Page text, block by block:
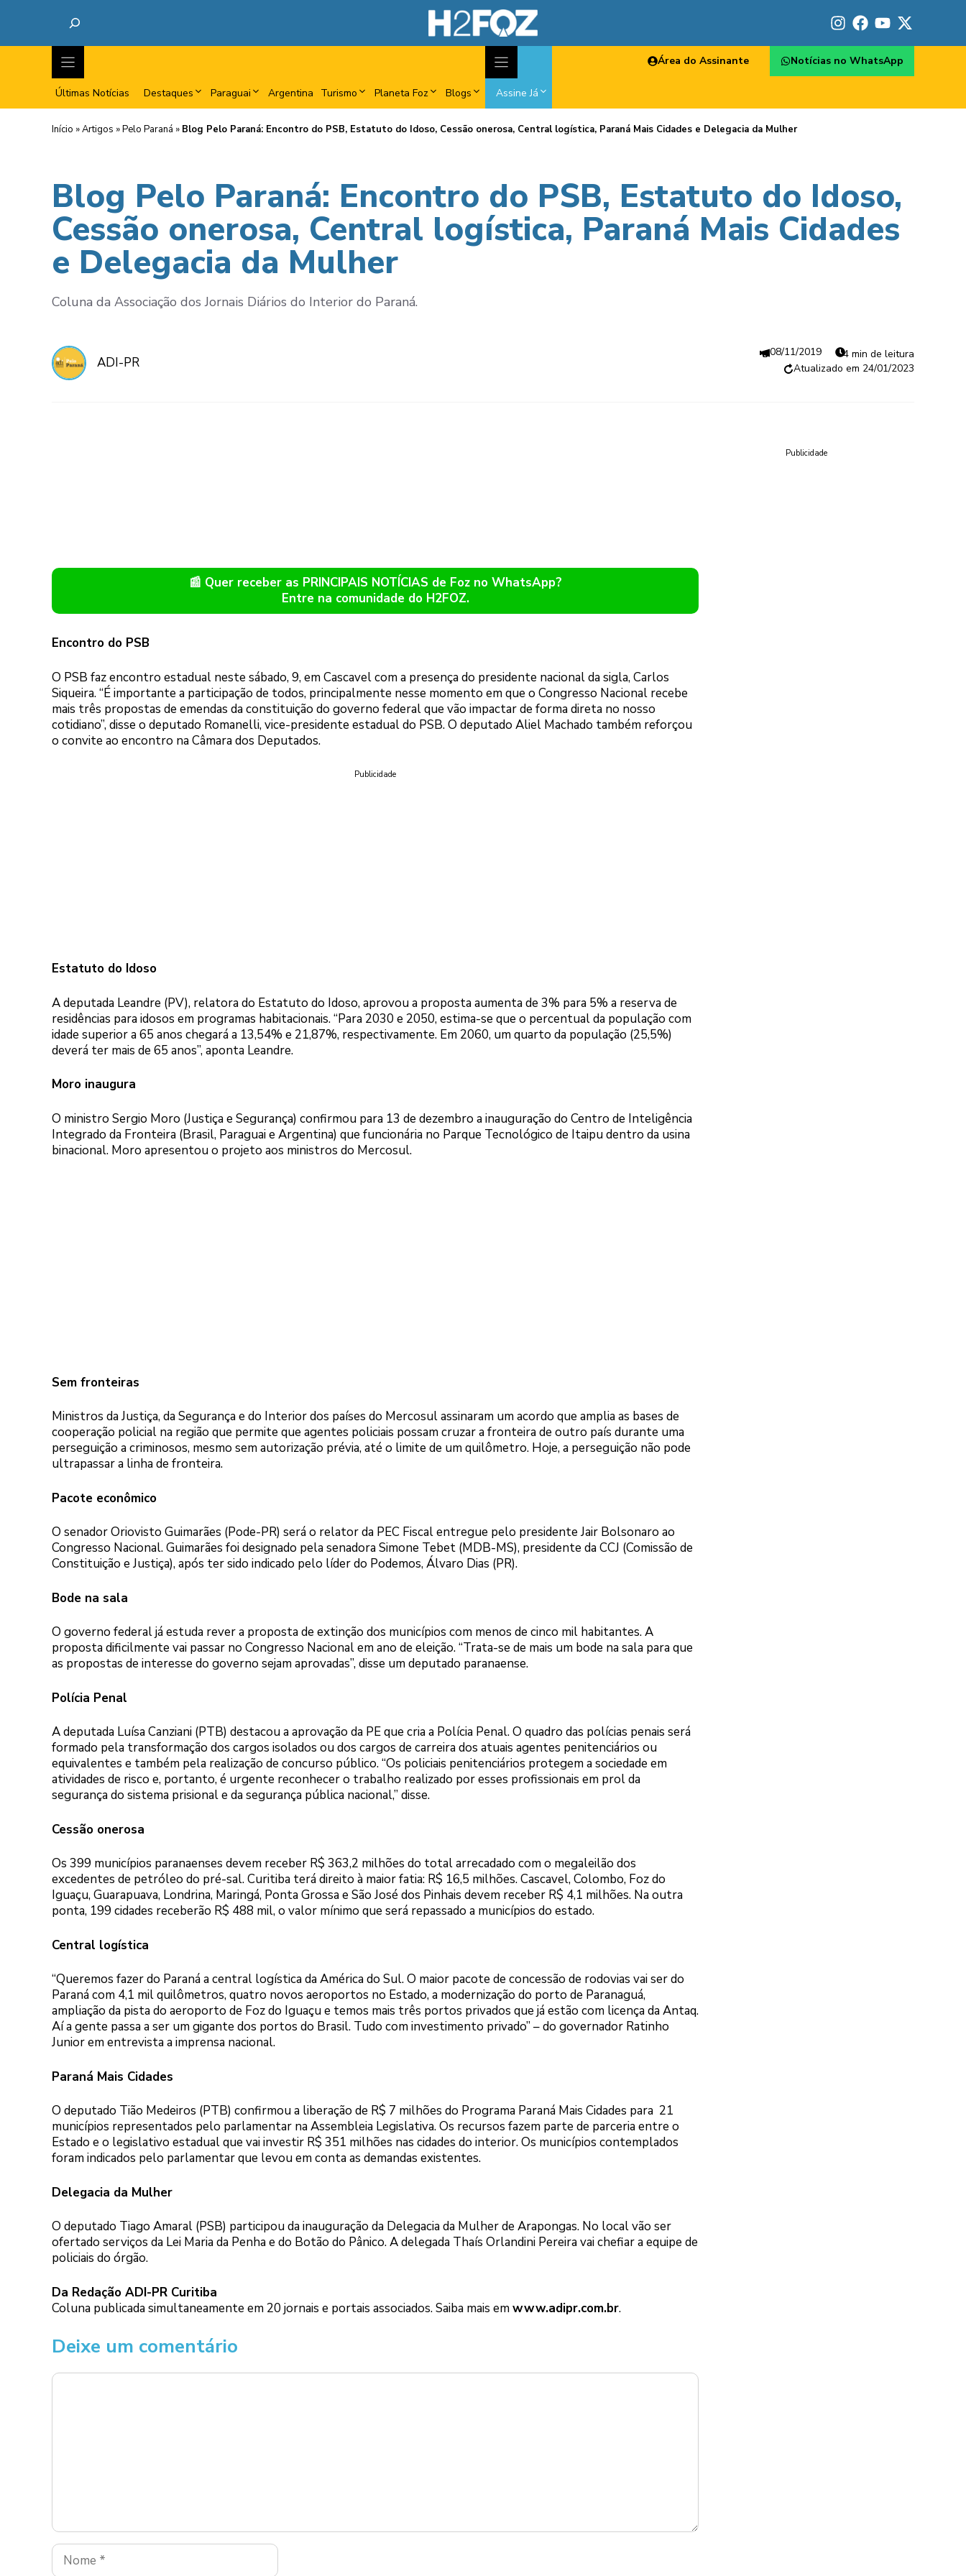
Últimas Notícias Destaques Paraguai Argentina Turismo Planeta Foz Blogs Assine Já
Área do Assinante Notícias no WhatsApp
Início »Artigos »Pelo Paraná » Blog Pelo Paraná: Encontro do PSB, Estatuto do Idoso, Cessão onerosa, Central logística, Paraná Mais Cidades e Delegacia da Mulher
Blog Pelo Paraná: Encontro do PSB, Estatuto do Idoso,
Cessão onerosa, Central logística, Paraná Mais Cidades
e Delegacia da Mulher
Coluna da Associação dos Jornais Diários do Interior do Paraná.
ADI-PR
08/11/2019
4 min de leitura
24/01/2023
📰 Quer receber as PRINCIPAIS NOTÍCIAS de Foz no WhatsApp?
Entre na comunidade do H2FOZ.
Encontro do PSB
O PSB faz encontro estadual neste sábado, 9, em Cascavel com a presença do presidente nacional da sigla, Carlos
Siqueira. “É importante a participação de todos, principalmente nesse momento em que o Congresso Nacional recebe
mais três propostas de emendas da constituição do governo federal que vão impactar de forma direta no nosso
cotidiano”, disse o deputado Romanelli, vice-presidente estadual do PSB. O deputado Aliel Machado também reforçou
o convite ao encontro na Câmara dos Deputados.
Publicidade
Estatuto do Idoso
A deputada Leandre (PV), relatora do Estatuto do Idoso, aprovou a proposta aumenta de 3% para 5% a reserva de
residências para idosos em programas habitacionais. “Para 2030 e 2050, estima-se que o percentual da população com
idade superior a 65 anos chegará a 13,54% e 21,87%, respectivamente. Em 2060, um quarto da população (25,5%)
deverá ter mais de 65 anos”, aponta Leandre.
Moro inaugura
O ministro Sergio Moro (Justiça e Segurança) confirmou para 13 de dezembro a inauguração do Centro de Inteligência
Integrado da Fronteira (Brasil, Paraguai e Argentina) que funcionária no Parque Tecnológico de Itaipu dentro da usina
binacional. Moro apresentou o projeto aos ministros do Mercosul.
Sem fronteiras
Ministros da Justiça, da Segurança e do Interior dos países do Mercosul assinaram um acordo que amplia as bases de
cooperação policial na região que permite que agentes policiais possam cruzar a fronteira de outro país durante uma
perseguição a criminosos, mesmo sem autorização prévia, até o limite de um quilômetro. Hoje, a perseguição não pode
ultrapassar a linha de fronteira.
Pacote econômico
O senador Oriovisto Guimarães (Pode-PR) será o relator da PEC Fiscal entregue pelo presidente Jair Bolsonaro ao
Congresso Nacional. Guimarães foi designado pela senadora Simone Tebet (MDB-MS), presidente da CCJ (Comissão de
Constituição e Justiça), após ter sido indicado pelo líder do Podemos, Álvaro Dias (PR).
Bode na sala
O governo federal já estuda rever a proposta de extinção dos municípios com menos de cinco mil habitantes. A
proposta dificilmente vai passar no Congresso Nacional em ano de eleição. “Trata-se de mais um bode na sala para que
as propostas de interesse do governo sejam aprovadas”, disse um deputado paranaense.
Polícia Penal
A deputada Luísa Canziani (PTB) destacou a aprovação da PE que cria a Polícia Penal. O quadro das polícias penais será
formado pela transformação dos cargos isolados ou dos cargos de carreira dos atuais agentes penitenciários ou
equivalentes e também pela realização de concurso público. “Os policiais penitenciários protegem a sociedade em
atividades de risco e, portanto, é urgente reconhecer o trabalho realizado por esses profissionais em prol da
segurança do sistema prisional e da segurança pública nacional,” disse.
Cessão onerosa
Os 399 municípios paranaenses devem receber R$ 363,2 milhões do total arrecadado com o megaleilão dos
excedentes de petróleo do pré-sal. Curitiba terá direito à maior fatia: R$ 16,5 milhões. Cascavel, Colombo, Foz do
Iguaçu, Guarapuava, Londrina, Maringá, Ponta Grossa e São José dos Pinhais devem receber R$ 4,1 milhões. Na outra
ponta, 199 cidades receberão R$ 488 mil, o valor mínimo que será repassado a municípios do estado.
Central logística
“Queremos fazer do Paraná a central logística da América do Sul. O maior pacote de concessão de rodovias vai ser do
Paraná com 4,1 mil quilômetros, quatro novos aeroportos no Estado, a modernização do porto de Paranaguá,
ampliação da pista do aeroporto de Foz do Iguaçu e temos mais três portos privados que já estão com licença da Antaq.
Aí a gente passa a ser um gigante dos portos do Brasil. Tudo com investimento privado” – do governador Ratinho
Junior em entrevista a imprensa nacional.
Paraná Mais Cidades
O deputado Tião Medeiros (PTB) confirmou a liberação de R$ 7 milhões do Programa Paraná Mais Cidades para 21
municípios representados pelo parlamentar na Assembleia Legislativa. Os recursos fazem parte de parceria entre o
Estado e o legislativo estadual que vai investir R$ 351 milhões nas cidades do interior. Os municípios contemplados
foram indicados pelo parlamentar que levou em conta as demandas existentes.
Delegacia da Mulher
O deputado Tiago Amaral (PSB) participou da inauguração da Delegacia da Mulher de Arapongas. No local vão ser
ofertado serviços da Lei Maria da Penha e do Botão do Pânico. A delegada Thaís Orlandini Pereira vai chefiar a equipe de
policiais do órgão.
Da Redação ADI-PR Curitiba
Coluna publicada simultaneamente em 20 jornais e portais associados. Saiba mais emwww.adipr.com.br.
Deixe um comentário
Comentário
Nome
Publicidade